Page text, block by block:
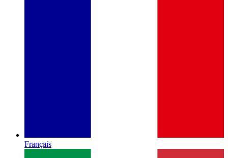
Français